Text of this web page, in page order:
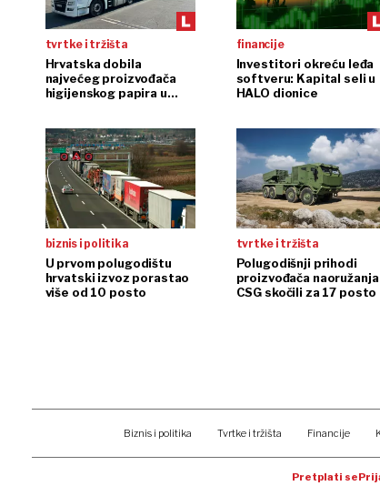
tvrtke i tržišta
Hrvatska dobila
najvećeg proizvođača
higijenskog papira u
financije
Investitori okreću leđa
softveru: Kapital seli u
HALO dionice
biznis i politika
U prvom polugodištu
hrvatski izvoz porastao
više od 10 posto
tvrtke i tržišta
Polugodišnji prihodi
proizvođača naoružanja
CSG skočili za 17 posto
Biznis i politika Tvrtke i tržišta Financije
Pretplati se